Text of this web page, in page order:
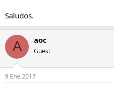
Saludos.
A aoc
Guest
9 Ene 2017